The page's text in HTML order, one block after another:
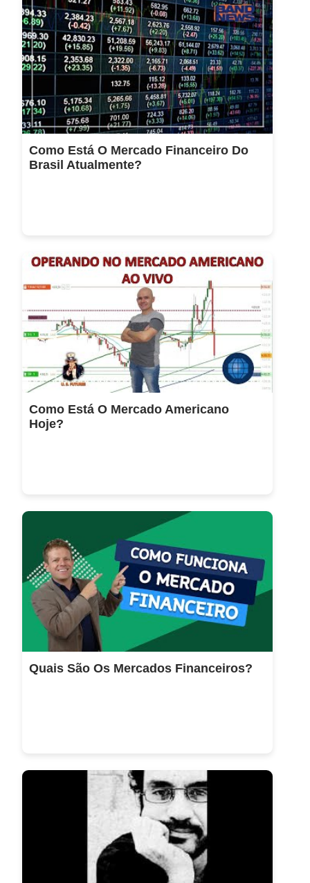
Como Está O Mercado Financeiro Do
Brasil Atualmente?
Como Está O Mercado Americano
Hoje?
Quais São Os Mercados Financeiros?